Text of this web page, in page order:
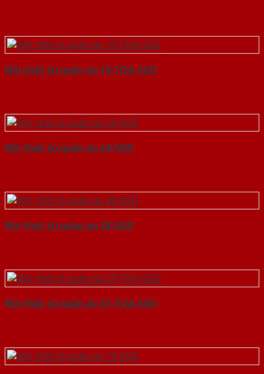
Nội thất tủ quần áo 19-TQA-SGD
Nội thất tủ quần áo 24-SGD
Nội thất tủ quần áo 28-SGD
Nội thất tủ quần áo 37-TQA-SGD